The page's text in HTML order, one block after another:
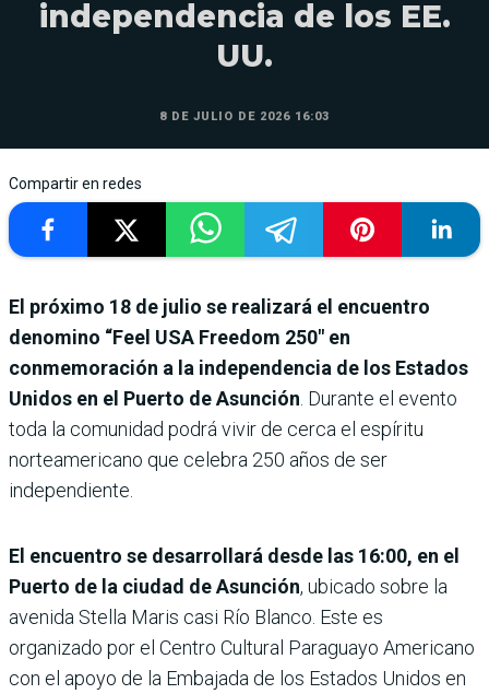
independencia de los EE.
UU.
8 DE JULIO DE 2026 16:03
Compartir en redes
El próximo 18 de julio se realizará el encuentro
denomino “Feel USA Freedom 250″ en
conmemoración a la independencia de los Estados
Unidos en el Puerto de Asunción . Durante el evento
toda la comunidad podrá vivir de cerca el espíritu
norteamericano que celebra 250 años de ser
independiente.
El encuentro se desarrollará desde las 16:00, en el
Puerto de la ciudad de Asunción, ubicado sobre la
avenida Stella Maris casi Río Blanco. Este es
organizado por el Centro Cultural Paraguayo Americano
con el apoyo de la Embajada de los Estados Unidos en